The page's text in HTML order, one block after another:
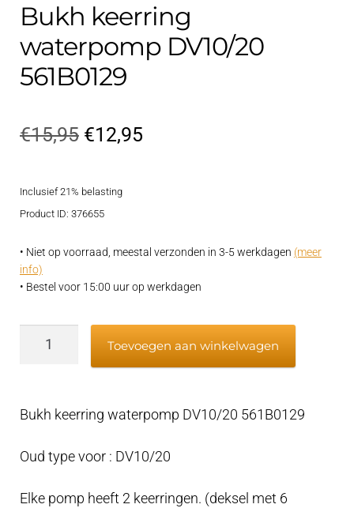
Bukh keerring
waterpomp DV10/20
561B0129
€15,95 Oorspronkelijke
was:
€12,95Huidige
Inclusief 21% belasting
Product ID: 376655
• Niet op voorraad, meestal verzonden in 3-5 werkdagen (meer
info)
• Bestel voor 15:00 uur op werkdagen
561B0129
Toevoegen aan winkelwagen
Bukh keerring waterpomp DV10/20 561B0129
Oud type voor : DV10/20
Elke pomp heeft 2 keerringen. (deksel met 6